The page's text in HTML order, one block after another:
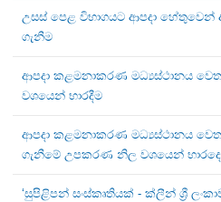
උසස් පෙළ විභාගයට ආපදා හේතුවෙන්
ගැනීම
ආපදා කළමනාකරණ මධ්‍යස්ථානය
වශයෙන් භාරදීම
ආපදා කළමනාකරණ මධ්‍යස්ථානය
ගැනීමේ උපකරණ නිල වශයෙන්
‘සුපිළිපන් සංස්කෘතියක් - ක්ලීන් ශ්‍රී